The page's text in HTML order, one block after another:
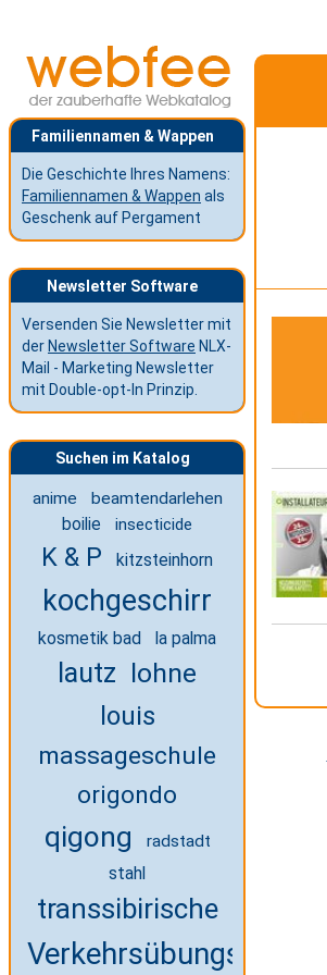
Familiennamen & Wappen
Die Geschichte Ihres Namens:
Familiennamen & Wappen als
Geschenk auf Pergament
Newsletter Software
Versenden Sie Newsletter mit
der Newsletter Software NLX-
Mail - Marketing Newsletter
mit Double-opt-In Prinzip.
Suchen im Katalog
anime
beamtendarlehen
boilie
insecticide
K & P kitzsteinhorn
kochgeschirr
kosmetik bad la palma
lautz lohne
louis
massageschule
origondo
qigong radstadt
stahl
transsibirische
Verkehrsübungsplatz